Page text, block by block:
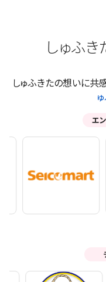
しゅふ
しゅふきたの想いに共
エ